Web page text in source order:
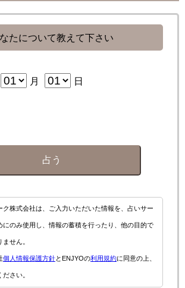
たについて教えて下さい
月
日
占う
ク株式会社は、ご入力いただいた情報を、占いサー
にのみ使用し、情報の蓄積を行ったり、他の目的で
せん。
個人情報保護方針とENJYOの利用規約に同意の上、
さい。